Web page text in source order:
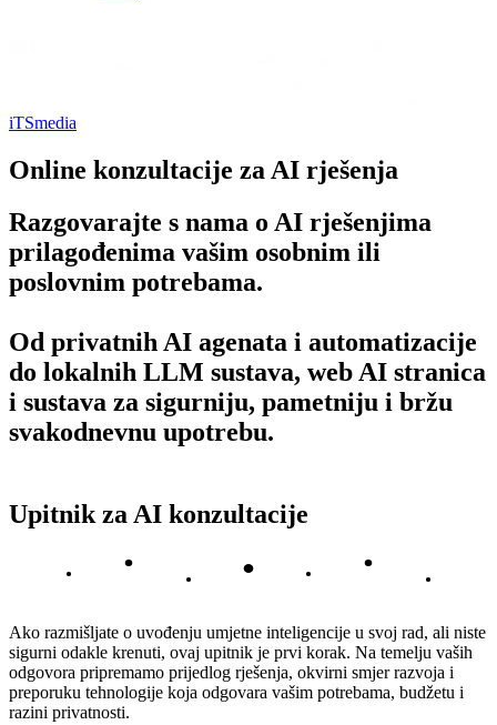
iTSmedia
Online konzultacije za AI rješenja
Razgovarajte s nama o AI rješenjima
prilagođenima vašim osobnim ili
poslovnim potrebama.
Od privatnih AI agenata i automatizacije
do lokalnih LLM sustava, web AI stranica
i sustava za sigurniju, pametniju i bržu
svakodnevnu upotrebu.
Upitnik za AI konzultacije
Ako razmišljate o uvođenju umjetne inteligencije u svoj rad, ali niste
sigurni odakle krenuti, ovaj upitnik je prvi korak. Na temelju vaših
odgovora pripremamo prijedlog rješenja, okvirni smjer razvoja i
preporuku tehnologije koja odgovara vašim potrebama, budžetu i
razini privatnosti.